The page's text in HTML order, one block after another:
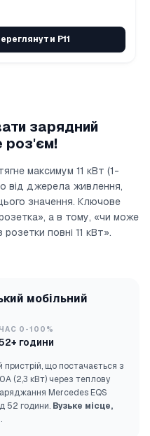
P11
зарядний
роз'єм!
максимум 11 кВт (1-
від джерела живлення,
значення. Ключове
а в тому, «чи може
повні 11 кВт».
мобільний
ЧАС 0-100%
години
що постачається з
(2,3 кВт) через теплову
Mercedes EQS
52 години. Вузьке місце,
.